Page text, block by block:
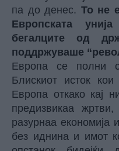
па до денес. То не
Европската
бегалците од
поддржуваше
Европа се полни
Блискиот исток кои
Европа откако кај
предизвикаа
разурнаа економија
без иднина и имот